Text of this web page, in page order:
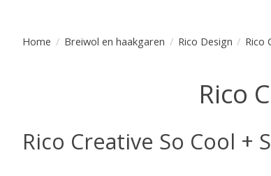
Home / Breiwol en haakgaren / Rico Design / Rico
Rico
Rico Creative So Cool +